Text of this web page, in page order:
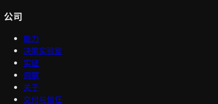
公司
能力
决策实验室
实证
洞察
关于
交付与信任